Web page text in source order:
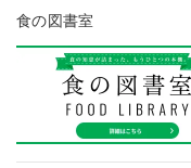
食の図書室